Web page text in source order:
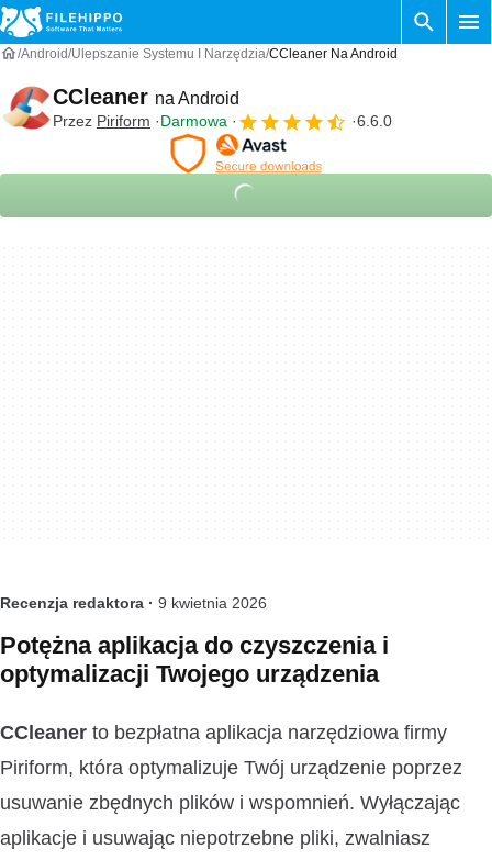
Android Ulepszanie Systemu I Narzędzia CCleaner Na Android
CCleaner na Android
Przez Piriform Darmowa 6.6.0
Recenzja redaktora · 9 kwietnia 2026
Potężna aplikacja do czyszczenia i
optymalizacji Twojego urządzenia
CCleaner to bezpłatna aplikacja narzędziowa firmy
Piriform, która optymalizuje Twój urządzenie poprzez
usuwanie zbędnych plików i wspomnień. Wyłączając
aplikacje i usuwając niepotrzebne pliki, zwalniasz